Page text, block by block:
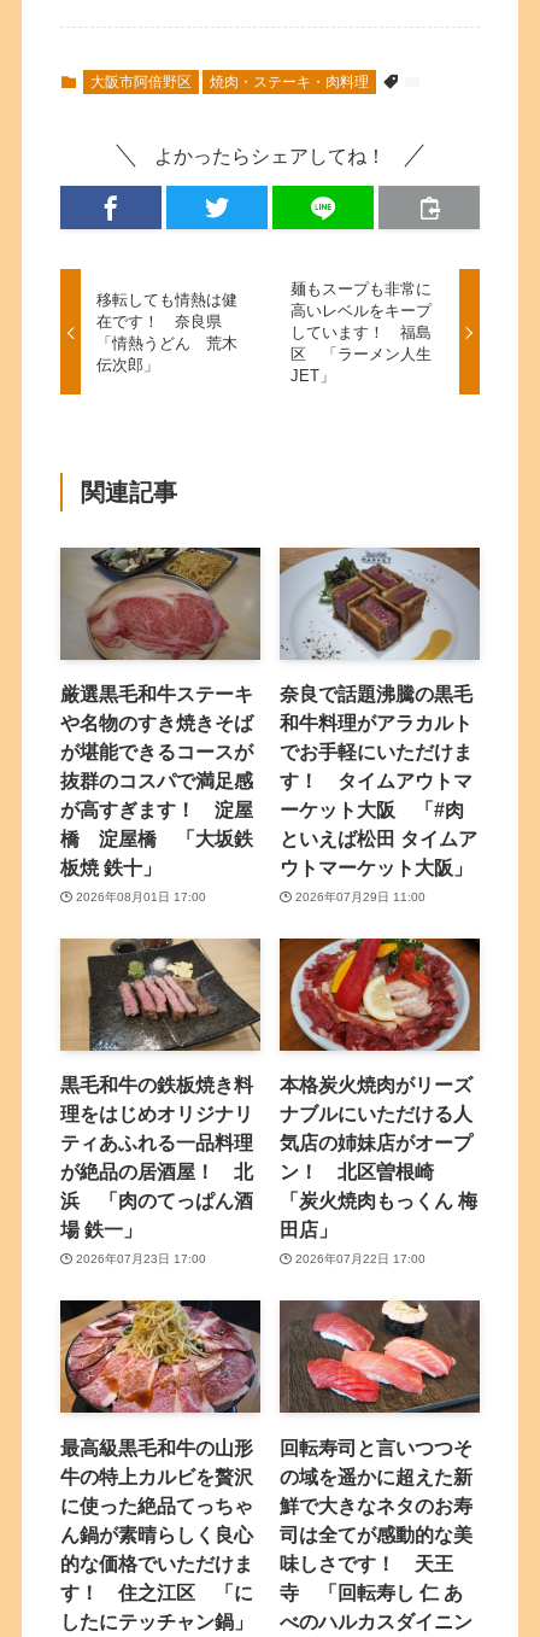
大阪市阿倍野区 焼肉・ステーキ・肉料理
よかったらシェアしてね！
移転しても情熱は健
在です！ 奈良県
「情熱うどん 荒木
伝次郎」
麺もスープも非常に
高いレベルをキープ
しています！ 福島
区 「ラーメン人生
JET」
関連記事
厳選黒毛和牛ステーキ
や名物のすき焼きそば
が堪能できるコースが
抜群のコスパで満足感
が高すぎます！ 淀屋
橋 淀屋橋 「大坂鉄
板焼 鉄十」
2026年08月01日 17:00
奈良で話題沸騰の黒毛
和牛料理がアラカルト
でお手軽にいただけま
す！ タイムアウトマ
ーケット大阪 「#肉
といえば松田 タイムア
ウトマーケット大阪」
2026年07月29日 11:00
黒毛和牛の鉄板焼き料
理をはじめオリジナリ
ティあふれる一品料理
が絶品の居酒屋！ 北
浜 「肉のてっぱん酒
場 鉄一」
2026年07月23日 17:00
本格炭火焼肉がリーズ
ナブルにいただける人
気店の姉妹店がオープ
ン！ 北区曽根崎
「炭火焼肉もっくん 梅
田店」
2026年07月22日 17:00
最高級黒毛和牛の山形
牛の特上カルビを贅沢
に使った絶品てっちゃ
ん鍋が素晴らしく良心
的な価格でいただけま
す！ 住之江区 「に
したにテッチャン鍋」
回転寿司と言いつつそ
の域を遥かに超えた新
鮮で大きなネタのお寿
司は全てが感動的な美
味しさです！ 天王
寺 「回転寿し 仁 あ
べのハルカスダイニン